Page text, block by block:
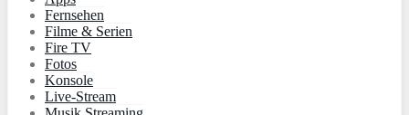
Fernsehen
Filme & Serien
Fire TV
Fotos
Konsole
Live-Stream